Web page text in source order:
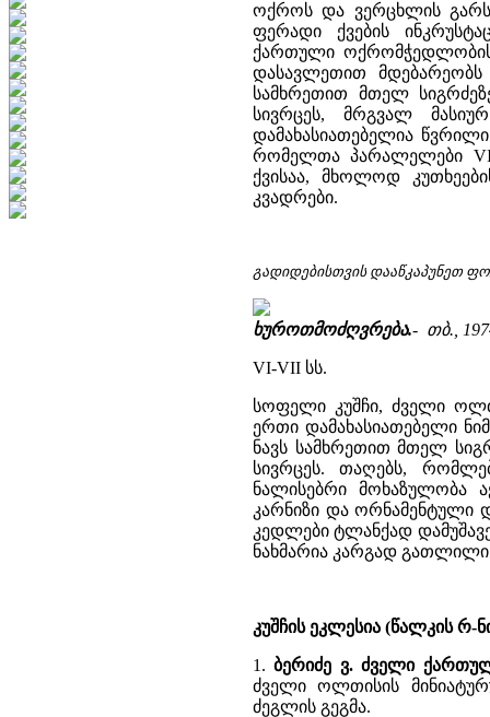
ოქროს და ვერცხლის
ფერადი ქვების
ქართული
დასავლეთით მდებარეობს
სამხრეთით მთელ
სივრცეს, მრგვალ
დამახასიათებელია
რომელთა პარალელები VI-
ქვისაა, მხოლოდ
კვადრები.
გადიდებისთვის დააწკაპუნეთ
ხუროთმოძღვრება.- თბ.,
VI-VII სს.
სოფელი კუშჩი, ძველი
ერთი დამახასიათებელი
ნავს სამხრეთით მთელ
სივრცეს. თაღებს,
ნალისებრი მოხაზულობა
კარნიზი და ორნამენტული
კედლები ტლანქად
ნახმარია კარგად გათლილი
კუშჩის ეკლესია (წალკის
1.ბერიძე ვ. ძველი
ძველი ოლთისის
ძეგლის გეგმა.